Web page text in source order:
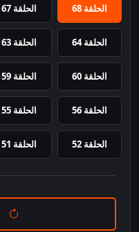
الحلقة 68 الحلقة 67
الحلقة 64 الحلقة 63
الحلقة 60 الحلقة 59
الحلقة 56 الحلقة 55
الحلقة 52 الحلقة 51